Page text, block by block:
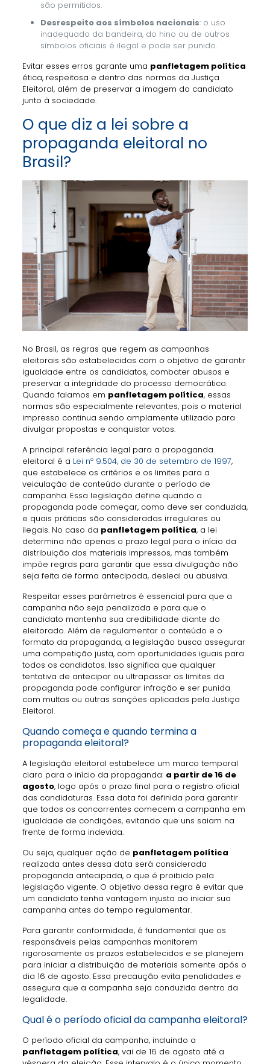
são permitidos.
Desrespeito aos símbolos nacionais: o uso
inadequado da bandeira, do hino ou de outros
símbolos oficiais é ilegal e pode ser punido.
Evitar esses erros garante uma panfletagem política
ética, respeitosa e dentro das normas da Justiça
Eleitoral, além de preservar a imagem do candidato
junto à sociedade.
O que diz a lei sobre a
propaganda eleitoral no
Brasil?
No Brasil, as regras que regem as campanhas
eleitorais são estabelecidas com o objetivo de garantir
igualdade entre os candidatos, combater abusos e
preservar a integridade do processo democrático.
Quando falamos em panfletagem política, essas
normas são especialmente relevantes, pois o material
impresso continua sendo amplamente utilizado para
divulgar propostas e conquistar votos.
A principal referência legal para a propaganda
eleitoral é a Lei nº 9.504, de 30 de setembro de 1997,
que estabelece os critérios e os limites para a
veiculação de conteúdo durante o período de
campanha. Essa legislação define quando a
propaganda pode começar, como deve ser conduzida,
e quais práticas são consideradas irregulares ou
ilegais. No caso da panfletagem política, a lei
determina não apenas o prazo legal para o início da
distribuição dos materiais impressos, mas também
impõe regras para garantir que essa divulgação não
seja feita de forma antecipada, desleal ou abusiva.
Respeitar esses parâmetros é essencial para que a
campanha não seja penalizada e para que o
candidato mantenha sua credibilidade diante do
eleitorado. Além de regulamentar o conteúdo e o
formato da propaganda, a legislação busca assegurar
uma competição justa, com oportunidades iguais para
todos os candidatos. Isso significa que qualquer
tentativa de antecipar ou ultrapassar os limites da
propaganda pode configurar infração e ser punida
com multas ou outras sanções aplicadas pela Justiça
Eleitoral.
Quando começa e quando termina a
propaganda eleitoral?
A legislação eleitoral estabelece um marco temporal
claro para o início da propaganda: a partir de 16 de
agosto, logo após o prazo final para o registro oficial
das candidaturas. Essa data foi definida para garantir
que todos os concorrentes comecem a campanha em
igualdade de condições, evitando que uns saiam na
frente de forma indevida.
Ou seja, qualquer ação de panfletagem política
realizada antes dessa data será considerada
propaganda antecipada, o que é proibido pela
legislação vigente. O objetivo dessa regra é evitar que
um candidato tenha vantagem injusta ao iniciar sua
campanha antes do tempo regulamentar.
Para garantir conformidade, é fundamental que os
responsáveis pelas campanhas monitorem
rigorosamente os prazos estabelecidos e se planejem
para iniciar a distribuição de materiais somente após o
dia 16 de agosto. Essa precaução evita penalidades e
assegura que a campanha seja conduzida dentro da
legalidade.
Qual é o período oficial da campanha eleitoral?
O período oficial da campanha, incluindo a
panfletagem política, vai de 16 de agosto até a